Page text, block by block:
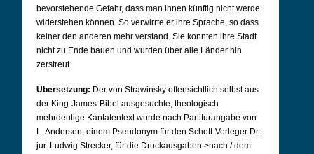
bevorstehende Gefahr, dass man ihnen künftig nicht werde
widerstehen können. So verwirrte er ihre Sprache, so dass
keiner den anderen mehr verstand. Sie konnten ihre Stadt
nicht zu Ende bauen und wurden über alle Länder hin
zerstreut.
Übersetzung: Der von Strawinsky offensichtlich selbst aus
der King-James-Bibel ausgesuchte, theologisch
mehrdeutige Kantatentext wurde nach Partiturangabe von
L. Andersen, einem Pseudonym für den Schott-Verleger Dr.
jur. Ludwig Strecker, für die Druckausgaben >nach / dem